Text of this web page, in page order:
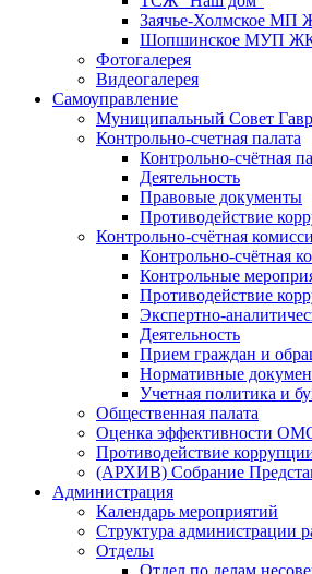
Заячье-Холмское МП
Шопшинское МУП
Фотогалерея
Видеогалерея
Самоуправление
Муниципальный Совет
Контрольно-счетная палата
Контрольно-счётная
Деятельность
Правовые документы
Противодействие
Контрольно-счётная
Контрольно-счётная
Контрольные
Противодействие
Экспертно-
Деятельность
Прием граждан и
Нормативные
Учетная политика и
Общественная палата
Оценка эффективности
Противодействие
(АРХИВ) Собрание
Администрация
Календарь мероприятий
Структура администрации
Отделы
Отдел по делам